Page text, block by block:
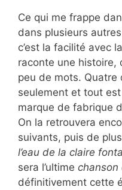
Ce qui me frappe
dans plusieurs
c’est la facilité avec
raconte une histoire,
peu de mots. Quatre
seulement et tout
marque de fabrique
On la retrouvera
suivants, puis de
l’eau de la claire
sera l’ultime chanson
définitivement cette